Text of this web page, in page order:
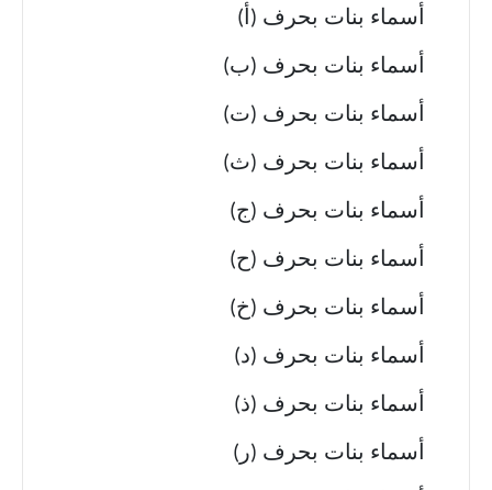
أسماء بنات بحرف (أ)
أسماء بنات بحرف (ب)
أسماء بنات بحرف (ت)
أسماء بنات بحرف (ث)
أسماء بنات بحرف (ج)
أسماء بنات بحرف (ح)
أسماء بنات بحرف (خ)
أسماء بنات بحرف (د)
أسماء بنات بحرف (ذ)
أسماء بنات بحرف (ر)